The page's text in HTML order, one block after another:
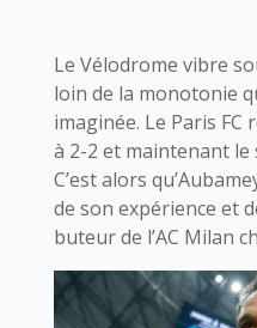
Le Vélodrome vibre
loin de la monotonie
imaginée. Le Paris FC
à 2-2 et maintenant le
C’est alors
de son expérience et
buteur de l’AC Milan